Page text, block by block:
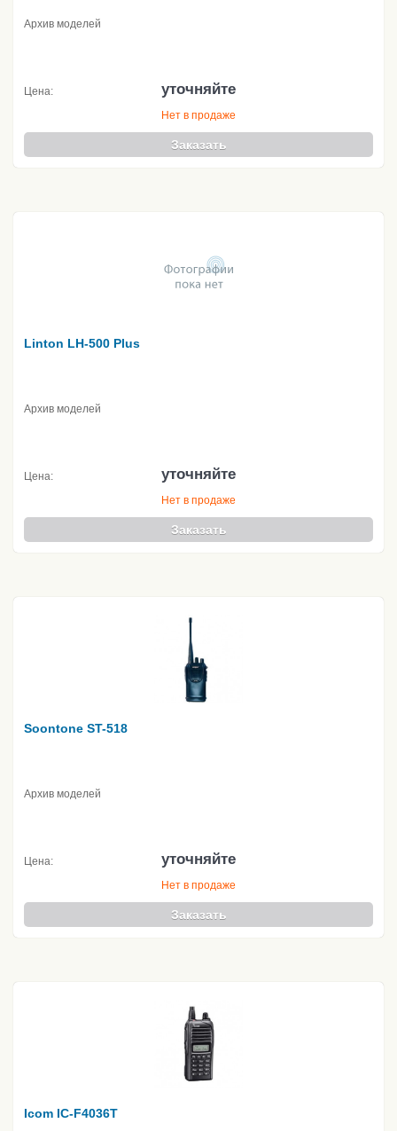
Архив моделей
Цена: уточняйте
Нет в продаже
Заказать
Linton LH-500 Plus
Архив моделей
Цена: уточняйте
Нет в продаже
Заказать
Soontone ST-518
Архив моделей
Цена: уточняйте
Нет в продаже
Заказать
Icom IC-F4036T